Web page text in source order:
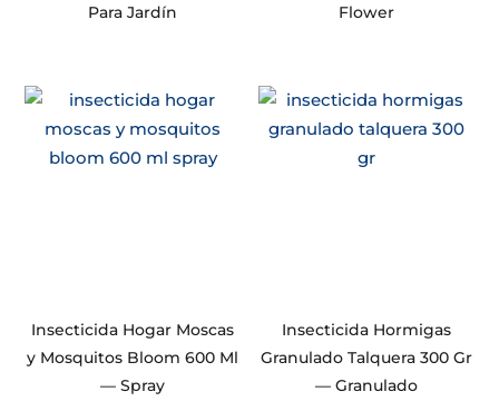
Para Jardín
Flower
Insecticida Hogar Moscas
y Mosquitos Bloom 600 Ml
— Spray
Insecticida Hormigas
Granulado Talquera 300 Gr
— Granulado